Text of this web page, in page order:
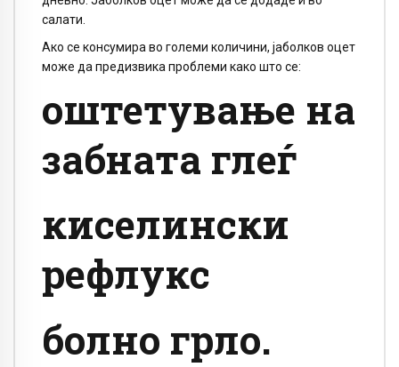
салати.
Ако се консумира во големи количини, јаболков оцет
може да предизвика проблеми како што се:
оштетување на
забната глеѓ
киселински
рефлукс
болно грло.